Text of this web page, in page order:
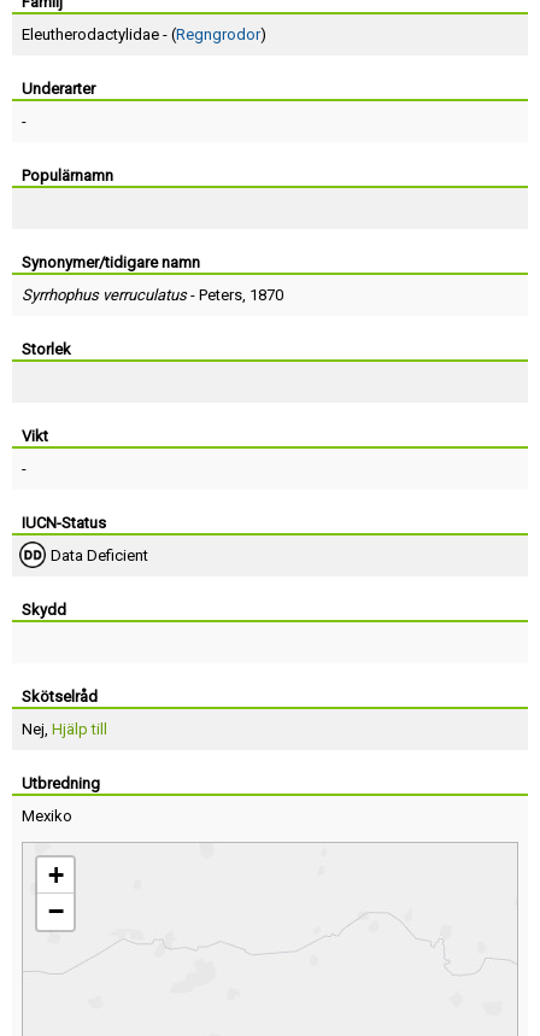
Eleutherodactylidae - (Regngrodor)
Underarter
-
Populärnamn
Synonymer/tidigare namn
Syrrhophus verruculatus- Peters, 1870
Storlek
Vikt
-
IUCN-Status
Data Deficient
Skydd
Skötselråd
Nej, Hjälp till
Utbredning
Mexiko
+
−